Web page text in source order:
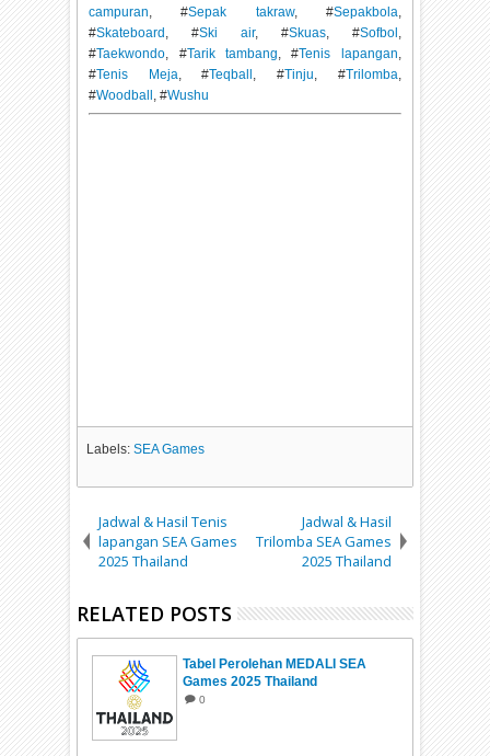
campuran , #Sepak takraw, #Sepakbola
#Skateboard , #Ski air, #Skuas, #Sofbol
#Taekwondo , #Tarik tambang , #Tenis lapangan
#Tenis Meja , #Teqball , #Tinju , #Trilomba
#Woodball , #Wushu
Labels:SEA Games
Jadwal & Hasil Tenis
lapangan SEA Games
2025 Thailand
Jadwal & Hasil
Trilomba SEA Games
2025 Thailand
RELATED POSTS
Tabel Perolehan MEDALI SEA
Games 2025 Thailand
0